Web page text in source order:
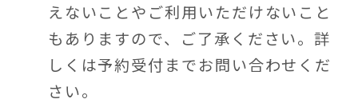
えないことやご利用いただけないこと
もありますので、ご了承ください。詳
しくは予約受付までお問い合わせくだ
さい。